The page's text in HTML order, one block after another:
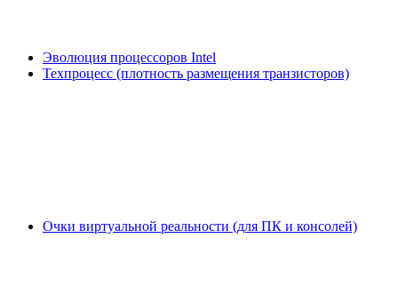
Эволюция процессоров Intel
Техпроцесс (плотность размещения транзисторов)
Очки виртуальной реальности (для ПК и консолей)